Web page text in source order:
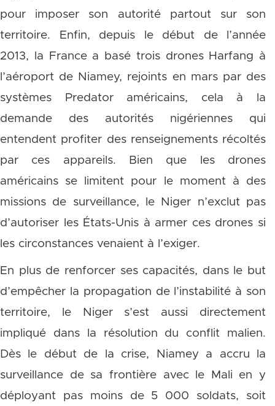
pour imposer son autorité partout sur son
territoire. Enfin, depuis le début de l’année
2013, la France a basé trois drones Harfang à
l’aéroport de Niamey, rejoints en mars par des
systèmes Predator américains, cela à la
demande des autorités nigériennes qui
entendent profiter des renseignements récoltés
par ces appareils. Bien que les drones
américains se limitent pour le moment à des
missions de surveillance, le Niger n’exclut pas
d’autoriser les États-Unis à armer ces drones si
les circonstances venaient à l’exiger.
En plus de renforcer ses capacités, dans le but
d’empêcher la propagation de l’instabilité à son
territoire, le Niger s’est aussi directement
impliqué dans la résolution du conflit malien.
Dès le début de la crise, Niamey a accru la
surveillance de sa frontière avec le Mali en y
déployant pas moins de 5 000 soldats, soit